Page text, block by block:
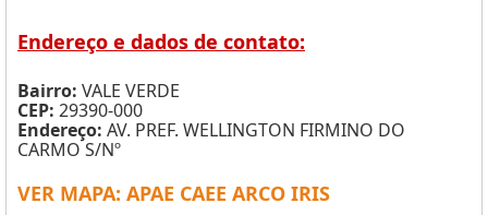
Endereço e dados de contato:
Bairro: VALE VERDE
CEP: 29390-000
Endereço: AV. PREF. WELLINGTON FIRMINO DO
CARMO S/Nº
VER MAPA: APAE CAEE ARCO IRIS